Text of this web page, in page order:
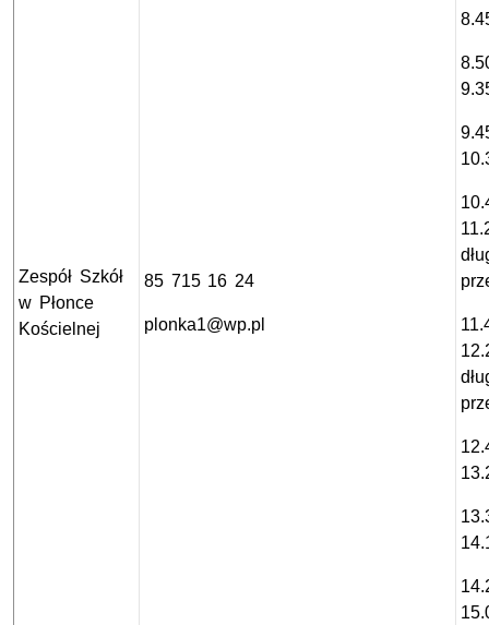
Zespół Szkół
w Płonce
Kościelnej
85 715 16 24
plonka1@wp.pl